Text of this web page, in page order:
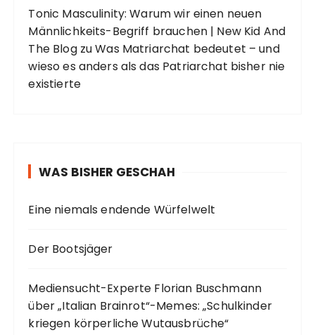
Tonic Masculinity: Warum wir einen neuen
Männlichkeits-Begriff brauchen | New Kid And
The BlogzuWas Matriarchat bedeutet – und
wieso es anders als das Patriarchat bisher nie
existierte
WAS BISHER GESCHAH
Eine niemals endende Würfelwelt
Der Bootsjäger
Mediensucht-Experte Florian Buschmann
über „Italian Brainrot“-Memes: „Schulkinder
kriegen körperliche Wutausbrüche“